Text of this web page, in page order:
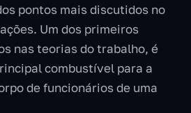
pontos mais discutidos no
Um dos primeiros
nas teorias do trabalho, é
combustível para a
de funcionários de uma